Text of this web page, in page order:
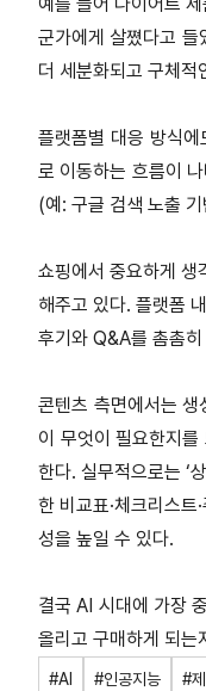
예를 들어 다이어트
군가에게 살쪘다고
더 세분화되고 구체적
플랫폼별 대응 방식
로 이동하는 흐름이
(예: 구글 검색 노출
쇼핑에서 중요하게 생
해주고 있다. 플랫폼
후기와 Q&A를 촘촘
콘텐츠 측면에서는
이 무엇이 필요한지
한다. 실무적으로는 ‘
한 비교표·체크리스
성을 높일 수 있다.
결국 AI 시대에 가장
올리고 구매하게 되는
#AI #인공지능 #